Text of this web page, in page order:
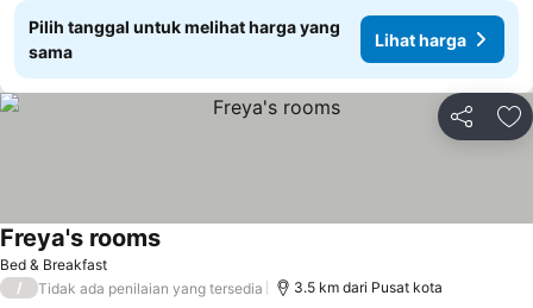
Pilih tanggal untuk melihat harga yang
sama
Lihat harga
Bagikan
Bed & Breakfast
Freya's roomsLihat harga
/ Tidak ada penilaian yang tersedia 3.5 km dari Pusat kota